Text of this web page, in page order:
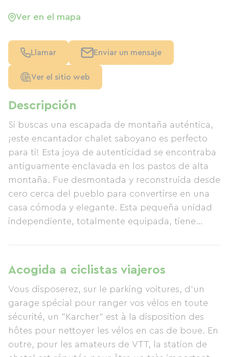
Descripción
Si buscas una escapada de montaña auténtica,
¡este encantador chalet saboyano es perfecto
para ti! Esta joya de autenticidad se encontraba
antiguamente enclavada en los pastos de alta
montaña. Fue desmontada y reconstruida desde
cero cerca del pueblo para convertirse en una
casa cómoda y elegante. Esta pequeña unidad
independiente, totalmente equipada, tiene
ubicación ideal a tan solo 700 metros del centro
del pueblo y sus tiendas. Sería perfecta para una
familia con dos niños, por ejemplo. Los 35
metros cuadrados de espacio habitable incluyen
una cocina abierta bien equipada, una sala de
estar con sofá cama, un altillo con vistas a la sala
de estar con dos colchones individuales, un
Acogida a ciclistas viajeros
Vous disposerez, sur le parking voitures, d'un
garage spécial pour ranger vos vélos en toute
sécurité, un "Karcher" est à la disposition des
hôtes pour nettoyer les vélos en cas de boue. En
outre, pour les amateurs de VTT, la station de
Ver en el mapa
Llamar Enviar un mensaje
Ver el sitio web